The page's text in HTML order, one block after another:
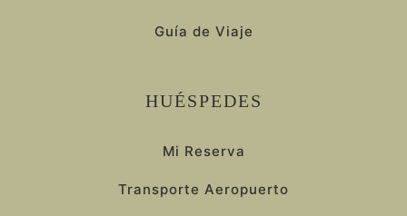
Guía de Viaje
HUÉSPEDES
Mi Reserva
Transporte Aeropuerto